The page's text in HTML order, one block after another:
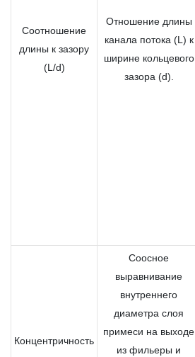
Соотношение
длины к зазору
(L/d)
Отношение длины
канала потока (L) к
ширине кольцевого
зазора (d).
Концентричность
Соосное
выравнивание
внутреннего
диаметра слоя
примеси на выходе
из фильеры и